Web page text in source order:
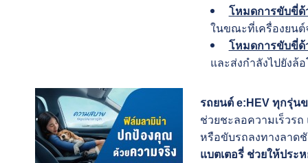
โหมดการขับขี่ด้
ในขณะที่เครื่องยนต์
โหมดการขับขี่ด้
และส่งกำลังไปยังล้
รถยนต์ e:HEV ทุกรุ่น
ช่วยชะลอความเร็วร
หรือขับรถลงทางลาดชั
แบตเตอรี่ ช่วยให้ปร